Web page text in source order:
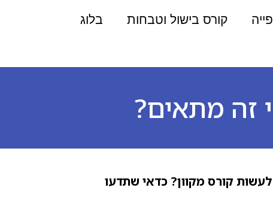
קורס בישול וטבחות
בלוג
זה מתאים?
קורס מקוון? כדאי שתדעו